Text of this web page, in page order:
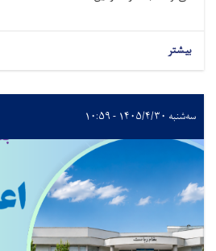
بیشتر
سه‌شنبه ۱۴۰۵/۴/۳۰ - ۱۰:۵۹